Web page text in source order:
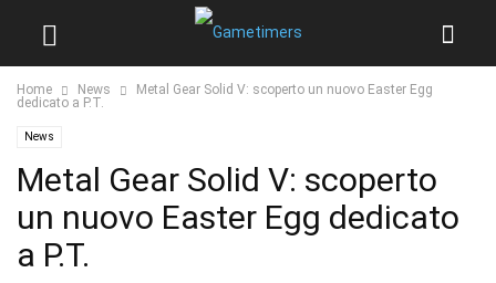
Home News
Metal Gear Solid V: scoperto un nuovo Easter Egg
dedicato a P.T.
News
Metal Gear Solid V: scoperto
un nuovo Easter Egg dedicato
a P.T.